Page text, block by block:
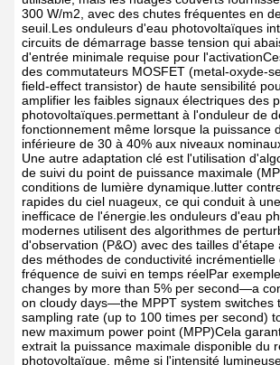
300 W/m2, avec des chutes fréquentes en
seuil.Les onduleurs d'eau photovoltaïques
circuits de démarrage basse tension qui
d'entrée minimale requise pour
des commutateurs MOSFET (metal-oxyde-
field-effect transistor) de haute sensibilité
amplifier les faibles signaux électriques des
photovoltaïques.permettant à l'onduleur de
fonctionnement même lorsque la puissance
inférieure de 30 à 40% aux niveaux
Une autre adaptation clé est l'utilisation
de suivi du point de puissance maximale
conditions de lumière dynamique.lutter
rapides du ciel nuageux, ce qui conduit à
inefficace de l'énergie.les onduleurs d'eau
modernes utilisent des algorithmes de
d'observation (P&O) avec des tailles d'étape
des méthodes de conductivité incrémentielle
fréquence de suivi en temps réelPar
changes by more than 5% per second—a
on cloudy days—the MPPT system switches
sampling rate (up to 100 times per second)
new maximum power point (MPP)Cela
extrait la puissance maximale disponible du
photovoltaïque, même si l'intensité